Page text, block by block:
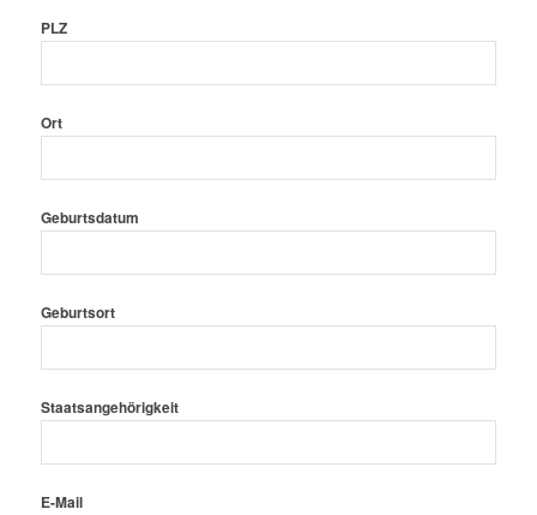
PLZ
Ort
Geburtsdatum
Geburtsort
Staatsangehörigkeit
E-Mail